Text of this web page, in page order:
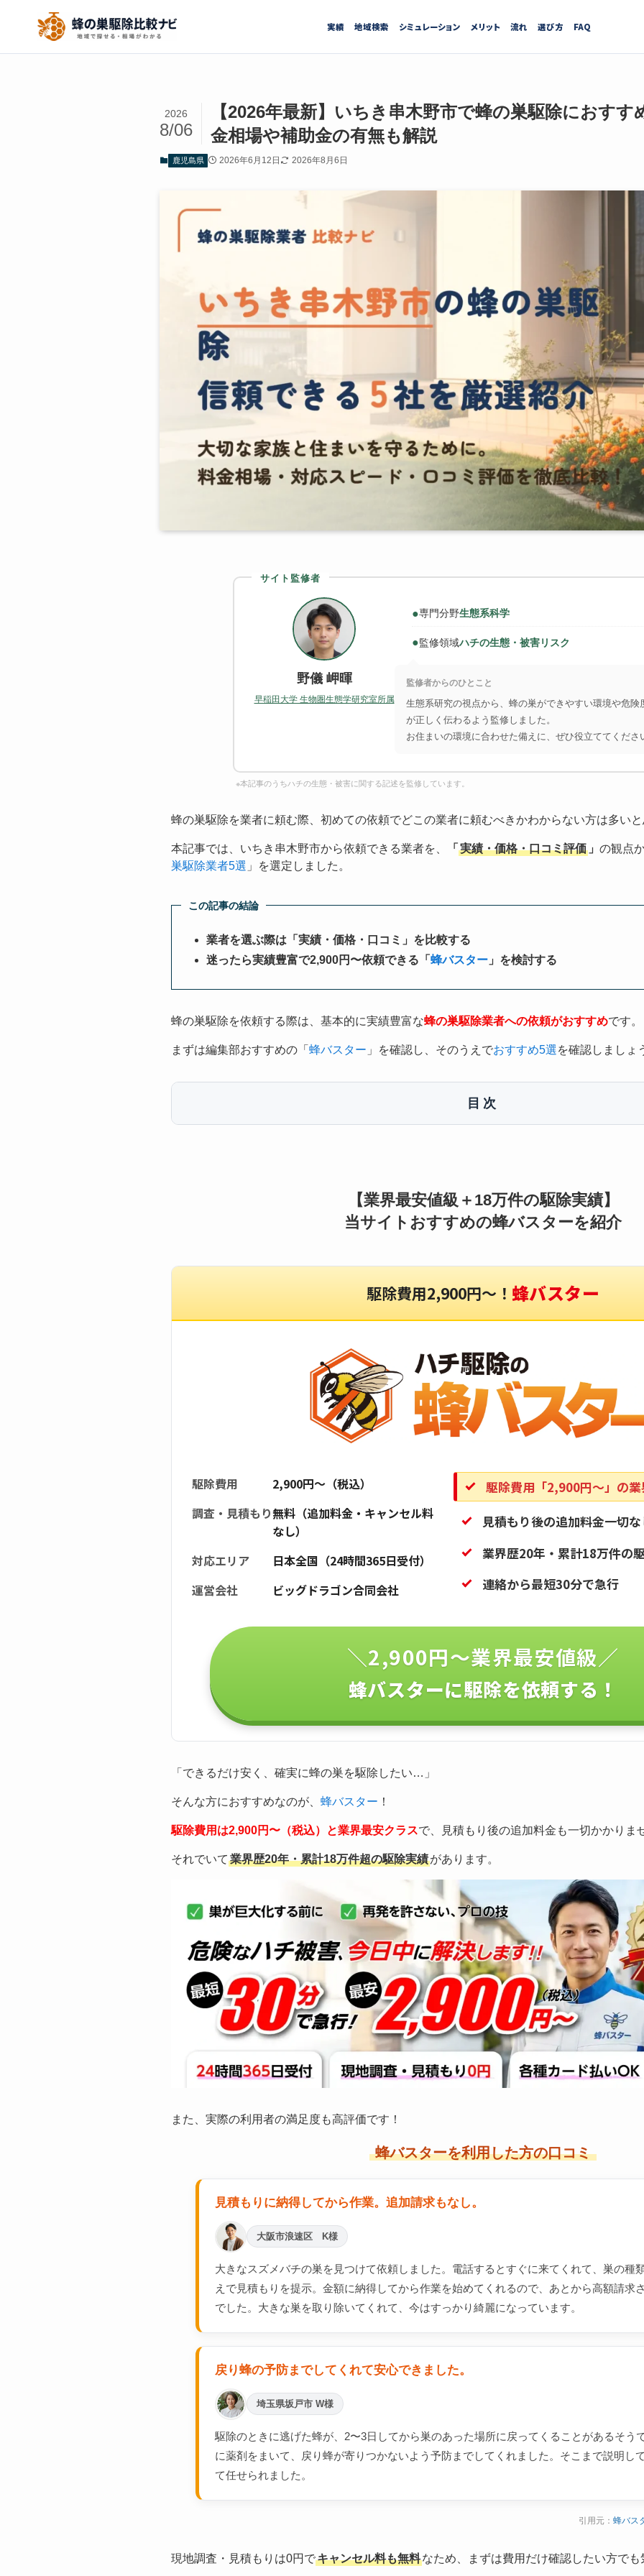
実績 地域検索 シミュレーション メリット 流れ 選び方 FAQ
【2026年最新】いちき串木野市で蜂の巣駆除におすす
金相場や補助金の有無も解説
2026
8/06
鹿児島県 2026年6月12日 2026年8月6日
サイト監修者
野儀 岬暉
早稲田大学 生物圏生態学研究室所属
●専門分野生態系科学
●監修領域ハチの生態・被害リスク
監修者からのひとこと
生態系研究の視点から、蜂の巣ができやすい環境や危険
が正しく伝わるよう監修しました。
お住まいの環境に合わせた備えに、ぜひ役立ててくださ
※本記事のうちハチの生態・被害に関する記述を監修しています。
蜂の巣駆除を業者に頼む際、初めての依頼でどこの業者に頼むべきかわからない方は多い
本記事では、いちき串木野市から依頼できる業者を、 「 実績・価格・口コミ評価 」 の観点
巣駆除業者5選 」を選定しました。
この記事の結論
業者を選ぶ際は「実績・価格・口コミ」を比較する
迷ったら実績豊富で2,900円〜依頼できる「 蜂バスター 」を検討する
蜂の巣駆除を依頼する際は、基本的に実績豊富な蜂の巣駆除業者への依頼がおすすめです。
まずは編集部おすすめの「 蜂バスター 」を確認し、そのうえでおすすめ5選を確認しましょ
目次
【業界最安値級＋18万件の駆除実績】
当サイトおすすめの蜂バスターを紹介
駆除費用2,900円〜！ 蜂バスター
駆除費用
2,900円〜（税込）
調査・見積もり無料（追加料金・キャンセル料
なし）
対応エリア
日本全国（24時間365日受付）
運営会社
ビッグドラゴン合同会社
駆除費用「2,900円〜」の
見積もり後の追加料金一切
業界歴20年・累計18万件の
連絡から最短30分で急行
＼2,900円〜業界最安値級／
蜂バスターに駆除を依頼する！
「できるだけ安く、確実に蜂の巣を駆除したい…」
そんな方におすすめなのが、 蜂バスター ！
駆除費用は2,900円〜（税込）と業界最安クラスで、見積もり後の追加料金も一切かかりま
それでいて 業界歴20年・累計18万件超の駆除実績があります。
また、実際の利用者の満足度も高評価です！
蜂バスターを利用した方の口コミ
見積もりに納得してから作業。追加請求もなし。
大阪市浪速区 K様
大きなスズメバチの巣を見つけて依頼しました。電話するとすぐに来てくれて、巣の種
えで見積もりを提示。金額に納得してから作業を始めてくれるので、あとから高額請求
でした。大きな巣を取り除いてくれて、今はすっかり綺麗になっています。
戻り蜂の予防までしてくれて安心できました。
埼玉県坂戸市 W様
駆除のときに逃げた蜂が、2〜3日してから巣のあった場所に戻ってくることがあるそう
に薬剤をまいて、戻り蜂が寄りつかないよう予防までしてくれました。そこまで説明し
て任せられました。
引用元： 蜂バス
現地調査・見積もりは0円でキャンセル料も無料なため、まずは費用だけ確認したい方で